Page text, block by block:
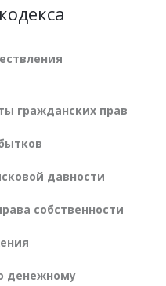
гражданских прав
давности
собственности
денежному